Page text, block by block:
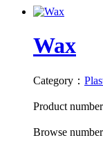
Wax
Category：
Product
Browse